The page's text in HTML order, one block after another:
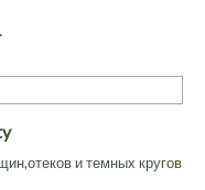
и темных кругов